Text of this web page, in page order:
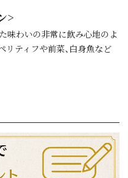
>
味わいの非常に飲み心地のよ
リティフや前菜、白身魚など